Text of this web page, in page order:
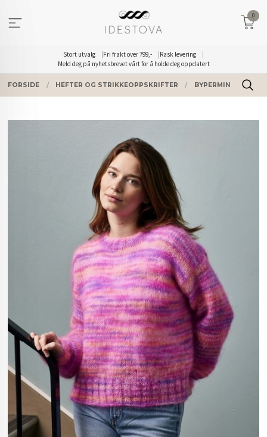
innholdet
Stort utvalg Fri frakt over 799,-
Rask levering
Meld deg på nyhetsbrevet vårt for å holde deg oppdatert
0
FORSIDE HEFTER OG STRIKKEOPPSKRIFTER BYPERMIN